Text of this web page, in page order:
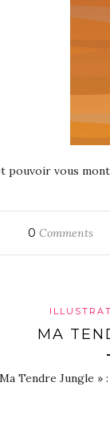
pouvoir vous
0 Comments
MA
Tendre Jungle »